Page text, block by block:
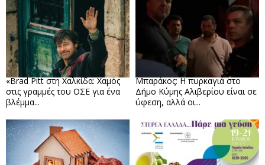
«Brad Pitt στη Χαλκίδα: Χαμός
στις γραμμές του ΟΣΕ για ένα
βλέμμα...
Μπαράκος: Η πυρκαγιά στο
Δήμο Κύμης Αλιβερίου είναι σε
ύφεση, αλλά οι...